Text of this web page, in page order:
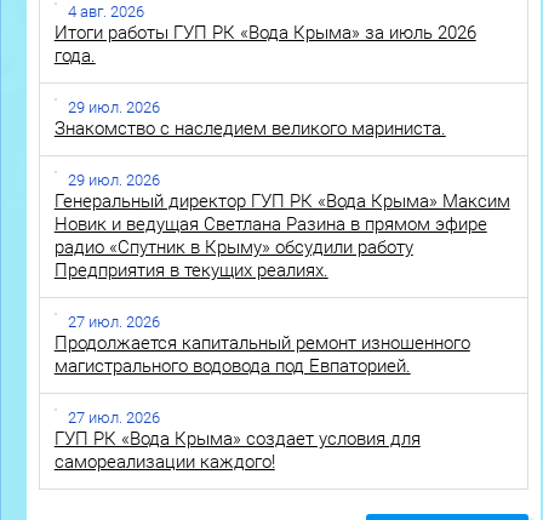
4 авг. 2026
Итоги работы ГУП РК «Вода Крыма» за июль 2026
года.
29 июл. 2026
Знакомство с наследием великого мариниста.
29 июл. 2026
Генеральный директор ГУП РК «Вода Крыма» Максим
Новик и ведущая Светлана Разина в прямом эфире
радио «Спутник в Крыму» обсудили работу
Предприятия в текущих реалиях.
27 июл. 2026
Продолжается капитальный ремонт изношенного
магистрального водовода под Евпаторией.
27 июл. 2026
ГУП РК «Вода Крыма» создает условия для
самореализации каждого!